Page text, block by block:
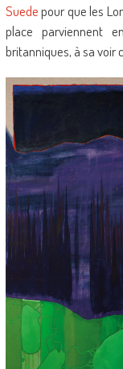
Suedepour que les
place parviennent
britanniques, à sa voir